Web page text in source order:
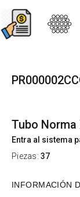
Tubo Norma
Entra al sistema
Piezas:37
INFORMACIÓN